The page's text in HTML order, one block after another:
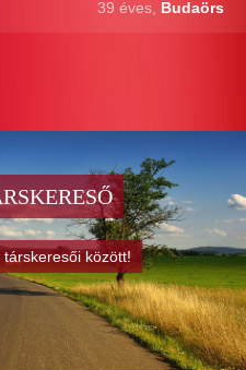
39 éves, Budaörs
között!